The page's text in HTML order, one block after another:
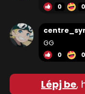
0 0
GG
0 0
Lépj be,